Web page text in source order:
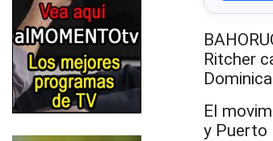
Ritcher
El
y Puerto